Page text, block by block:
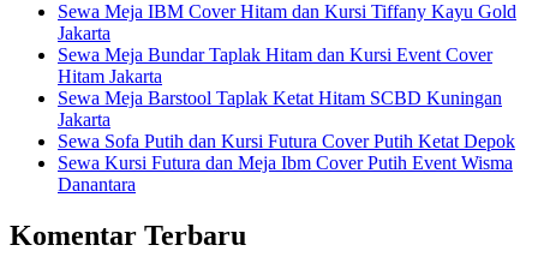
Sewa Meja IBM Cover Hitam dan Kursi Tiffany Kayu Gold
Jakarta
Sewa Meja Bundar Taplak Hitam dan Kursi Event Cover
Hitam Jakarta
Sewa Meja Barstool Taplak Ketat Hitam SCBD Kuningan
Jakarta
Sewa Sofa Putih dan Kursi Futura Cover Putih Ketat Depok
Sewa Kursi Futura dan Meja Ibm Cover Putih Event Wisma
Danantara
Komentar Terbaru